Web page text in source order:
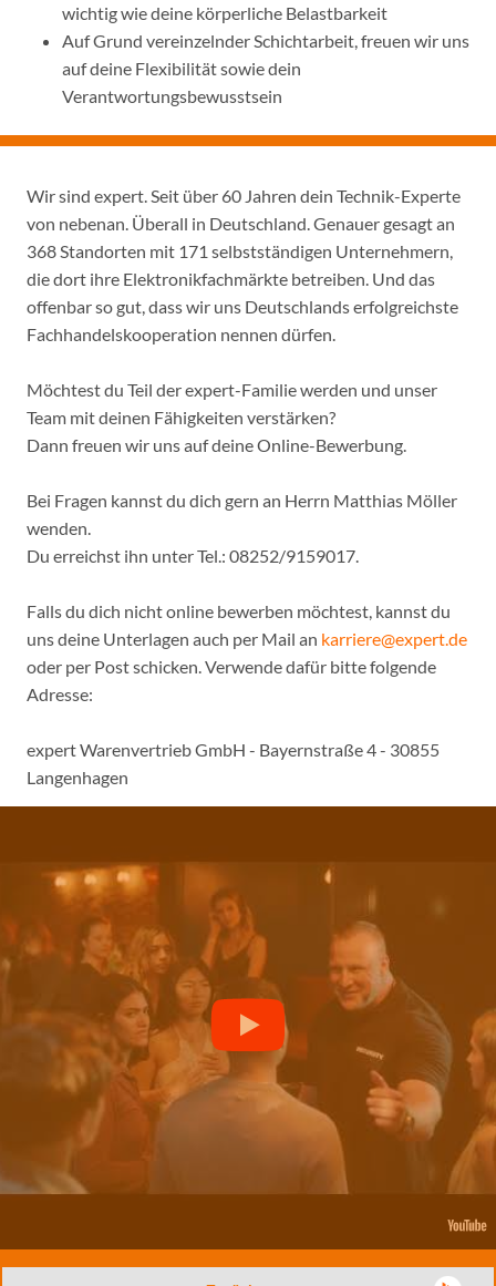
wichtig wie deine körperliche Belastbarkeit
Auf Grund vereinzelnder Schichtarbeit, freuen wir uns
auf deine Flexibilität sowie dein
Verantwortungsbewusstsein
Wir sind expert. Seit über 60 Jahren dein Technik-Experte
von nebenan. Überall in Deutschland. Genauer gesagt an
368 Standorten mit 171 selbstständigen Unternehmern,
die dort ihre Elektronikfachmärkte betreiben. Und das
offenbar so gut, dass wir uns Deutschlands erfolgreichste
Fachhandelskooperation nennen dürfen.
Möchtest du Teil der expert-Familie werden und unser
Team mit deinen Fähigkeiten verstärken?
Dann freuen wir uns auf deine Online-Bewerbung.
Bei Fragen kannst du dich gern an Herrn Matthias Möller
wenden.
Du erreichst ihn unter Tel.: 08252/9159017.
Falls du dich nicht online bewerben möchtest, kannst du
uns deine Unterlagen auch per Mail an karriere@expert.de
oder per Post schicken. Verwende dafür bitte folgende
Adresse:
expert Warenvertrieb GmbH - Bayernstraße 4 - 30855
Langenhagen